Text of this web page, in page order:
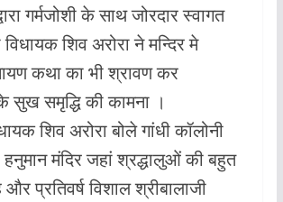
गर्मजोशी के साथ जोरदार स्वागत
विधायक शिव अरोरा ने मन्दिर मे
कथा का भी श्रावण कर
के सुख समृद्धि की कामना ।
शिव अरोरा बोले गांधी कॉलोनी
हनुमान मंदिर जहां श्रद्धालुओं की बहुत
प्रतिवर्ष विशाल श्रीबालाजी